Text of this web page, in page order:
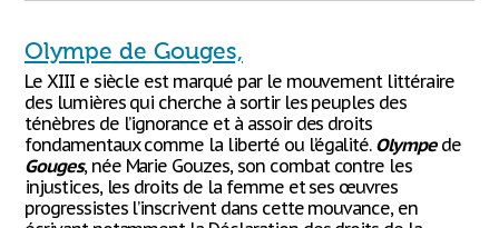
Olympe de Gouges,
Le XIII e siècle est marqué par le mouvement littéraire
des lumières qui cherche à sortir les peuples des
ténèbres de l’ignorance et à assoir des droits
fondamentaux comme la liberté ou l’égalité. Olympede
Gouges, née Marie Gouzes, son combat contre les
injustices, les droits de la femme et ses œuvres
progressistes l’inscrivent dans cette mouvance, en